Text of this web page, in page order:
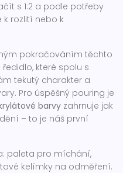
s 1:2 a podle potřeby
rozlití nebo k
pokračováním těchto
které spolu s
tekutý charakter a
Pro úspěšný pouring je
barvy zahrnuje jak
– to je náš první
paleta pro míchání,
kelímky na odměření.